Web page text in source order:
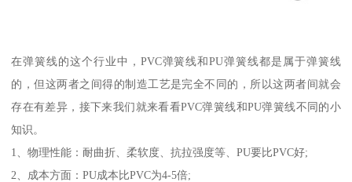
在弹簧线的这个行业中，PVC弹簧线和PU弹簧线都是属于弹簧线
的，但这两者之间得的制造工艺是完全不同的，所以这两者间就会
存在有差异，接下来我们就来看看PVC弹簧线和PU弹簧线不同的小
知识。
1、物理性能：耐曲折、柔软度、抗拉强度等、PU要比PVC好;
2、成本方面：PU成本比PVC为4-5倍;